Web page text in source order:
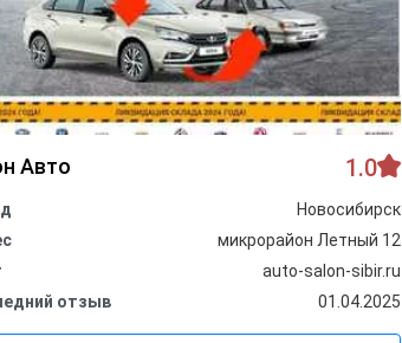
Авто 1.0
Новосибирск
микрорайон Летный 12
auto-salon-sibir.ru
отзыв
01.04.2025